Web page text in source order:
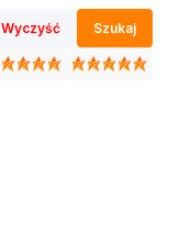
Wyczyść Szukaj